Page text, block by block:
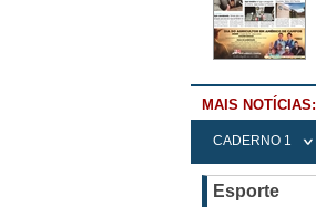
MAIS NOTÍCIAS:
CADERNO 1
Esporte